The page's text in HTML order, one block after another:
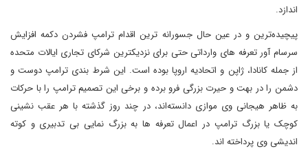
اندازد.
پیچیده‌ترین و در عین حال جسورانه ترین اقدام ترامپ فشردن دکمه افزایش
سرسام آور تعرفه های وارداتی حتی برای نزدیکترین شرکای تجاری ایالات متحده
از جمله کانادا، ژاپن و اتحادیه اروپا بوده است. این شرط بندی ترامپ دوست و
دشمن را در بهت و حیرت بزرگی فرو برده و برخی این تصمیم ترامپ را با حرکات
به ظاهر هیجانی وی موازی دانسته‌اند، در چند روز گذشته با هر عقب نشینی
کوچک یا بزرگ ترامپ در اعمال تعرفه ها به بزرگ نمایی بی تدبیری و کوته
اندیشی وی پرداخته اند.